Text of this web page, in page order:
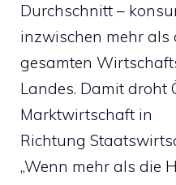
Durchschnitt –
inzwischen mehr als
gesamten
Landes. Damit droht
Marktwirtschaft in
Richtung
„Wenn mehr als die